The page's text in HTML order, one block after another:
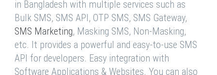
in Bangladesh with multiple services such as
Bulk SMS, SMS API, OTP SMS, SMS Gateway,
SMS Marketing, Masking SMS, Non-Masking,
etc. It provides a powerful and easy-to-use SMS
API for developers. Easy integration with
Software Applications & Websites. You can also